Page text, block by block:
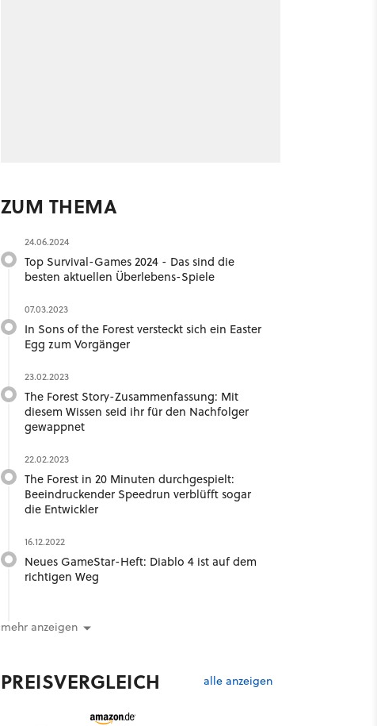
ZUM THEMA
24.06.2024
Top Survival-Games 2024 - Das sind die
besten aktuellen Überlebens-Spiele
07.03.2023
In Sons of the Forest versteckt sich ein Easter
Egg zum Vorgänger
23.02.2023
The Forest Story-Zusammenfassung: Mit
diesem Wissen seid ihr für den Nachfolger
gewappnet
22.02.2023
The Forest in 20 Minuten durchgespielt:
Beeindruckender Speedrun verblüfft sogar
die Entwickler
16.12.2022
Neues GameStar-Heft: Diablo 4 ist auf dem
richtigen Weg
mehr anzeigen
PREISVERGLEICH alle anzeigen